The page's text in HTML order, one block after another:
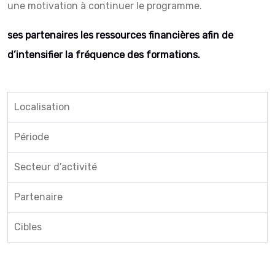
une motivation à continuer le programme.
ses partenaires les ressources financières afin de
d’intensifier la fréquence des formations.
Localisation
Période
Secteur d’activité
Partenaire
Cibles